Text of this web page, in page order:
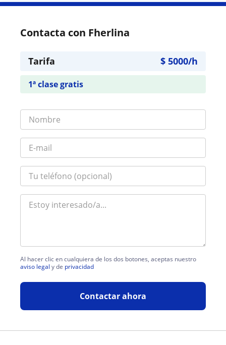
Contacta con Fherlina
Tarifa $ 5000/h
1ª clase gratis
Al hacer clic en cualquiera de los dos botones, aceptas nuestro
aviso legal y de privacidad
Contactar ahora